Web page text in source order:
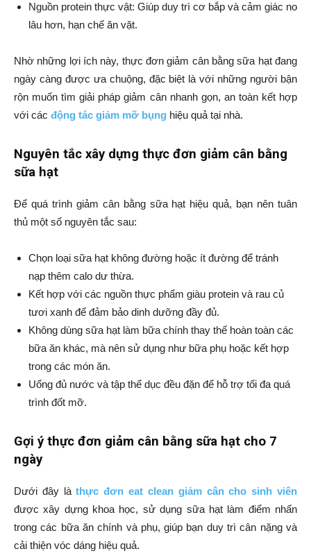
Nguồn protein thực vật: Giúp duy trì cơ bắp và cảm giác no
lâu hơn, hạn chế ăn vặt.
Nhờ những lợi ích này, thực đơn giảm cân bằng sữa hạt đang
ngày càng được ưa chuộng, đặc biệt là với những người bận
rộn muốn tìm giải pháp giảm cân nhanh gọn, an toàn kết hợp
với các động tác giảm mỡ bụng hiệu quả tại nhà.
Nguyên tắc xây dựng thực đơn giảm cân bằng
sữa hạt
Để quá trình giảm cân bằng sữa hạt hiệu quả, bạn nên tuân
thủ một số nguyên tắc sau:
Chọn loại sữa hạt không đường hoặc ít đường để tránh
nạp thêm calo dư thừa.
Kết hợp với các nguồn thực phẩm giàu protein và rau củ
tươi xanh để đảm bảo dinh dưỡng đầy đủ.
Không dùng sữa hạt làm bữa chính thay thế hoàn toàn các
bữa ăn khác, mà nên sử dụng như bữa phụ hoặc kết hợp
trong các món ăn.
Uống đủ nước và tập thể dục đều đặn để hỗ trợ tối đa quá
trình đốt mỡ.
Gợi ý thực đơn giảm cân bằng sữa hạt cho 7
ngày
Dưới đây làthực đơn eat clean giảm cân cho sinh viên
được xây dựng khoa học, sử dụng sữa hạt làm điểm nhấn
trong các bữa ăn chính và phụ, giúp bạn duy trì cân nặng và
cải thiện vóc dáng hiệu quả.